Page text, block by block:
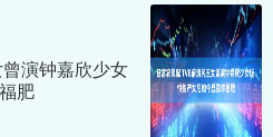
演钟嘉欣少女
肥